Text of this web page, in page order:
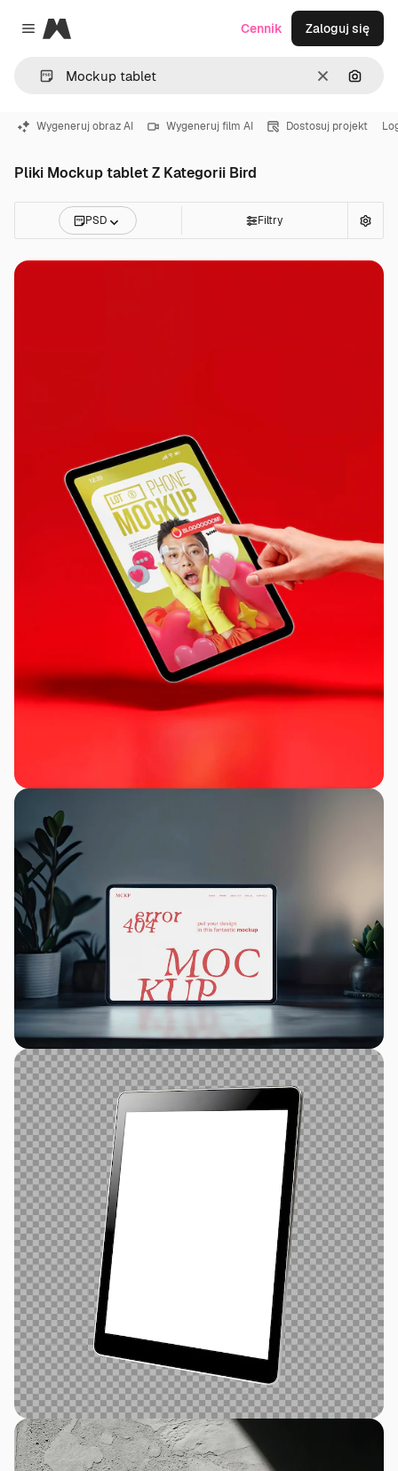
Close menu
Magnific
WyczyśćSzukaj
Cennik Zaloguj się
Wygeneruj obraz AI Wygeneruj film AI Dostosuj projekt
Pliki Mockup tablet Z Kategorii Bird
PSD Filtry